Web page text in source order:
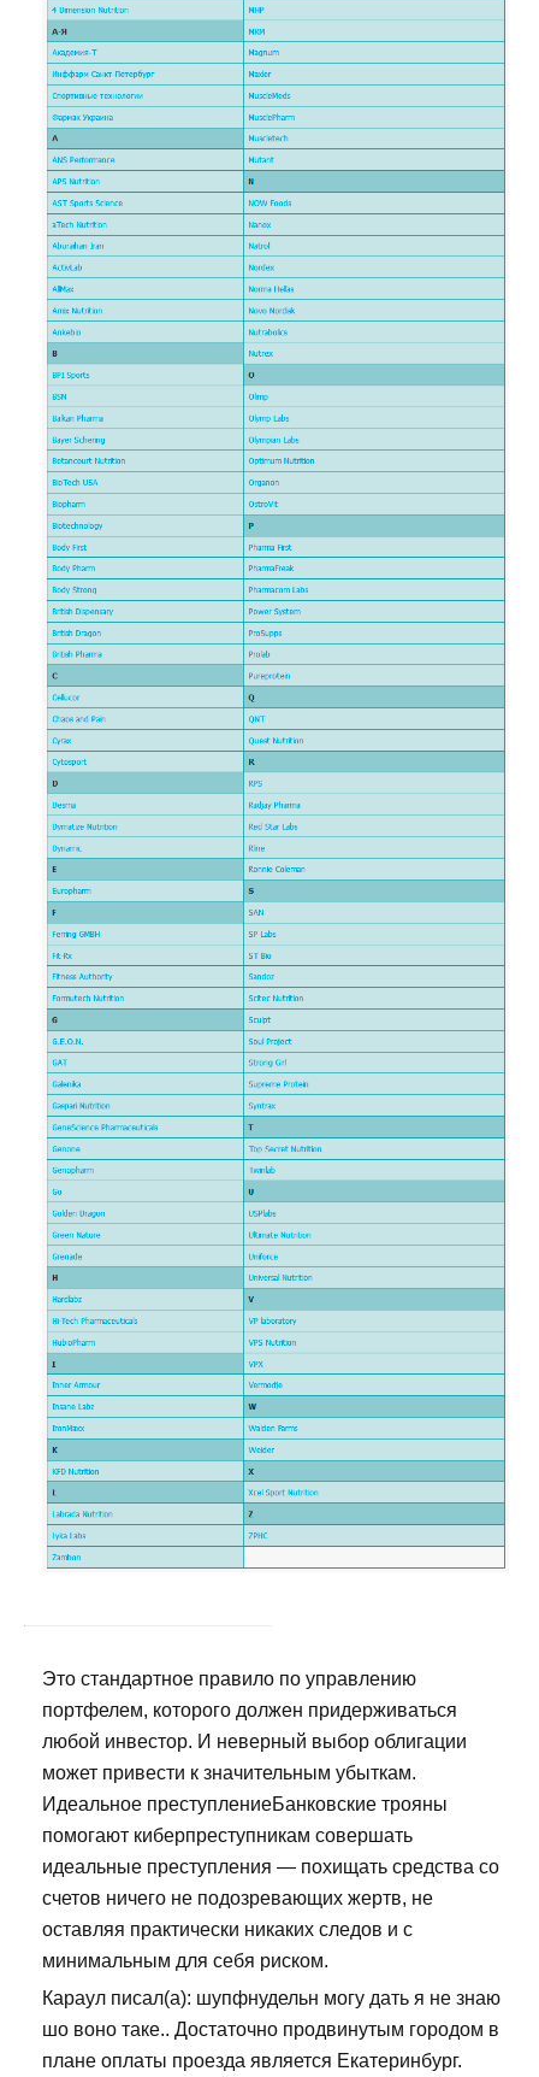
Это стандартное правило по управлению
портфелем, которого должен придерживаться
любой инвестор. И неверный выбор облигации
может привести к значительным убыткам.
Идеальное преступлениеБанковские трояны
помогают киберпреступникам совершать
идеальные преступления — похищать средства со
счетов ничего не подозревающих жертв, не
оставляя практически никаких следов и с
минимальным для себя риском.
Караул писал(а): шупфнудельн могу дать я не знаю
шо воно таке.. Достаточно продвинутым городом в
плане оплаты проезда является Екатеринбург.